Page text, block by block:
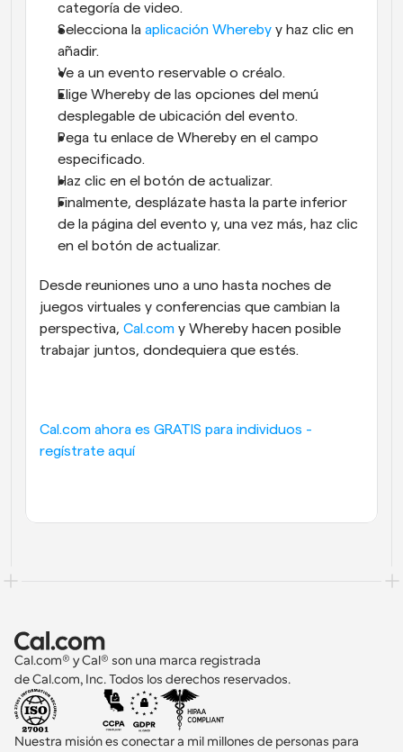
categoría de video.
Selecciona la aplicación Whereby y haz clic en
añadir.
Ve a un evento reservable o créalo.
Elige Whereby de las opciones del menú
desplegable de ubicación del evento.
Pega tu enlace de Whereby en el campo
especificado.
Haz clic en el botón de actualizar.
Finalmente, desplázate hasta la parte inferior
de la página del evento y, una vez más, haz clic
en el botón de actualizar.
Desde reuniones uno a uno hasta noches de
juegos virtuales y conferencias que cambian la
perspectiva, Cal.com y Whereby hacen posible
trabajar juntos, dondequiera que estés.
Cal.com ahora es GRATIS para individuos -
regístrate aquí
Cal.com® y Cal® son una marca registrada
de Cal.com, Inc. Todos los derechos reservados.
Nuestra misión es conectar a mil millones de personas para